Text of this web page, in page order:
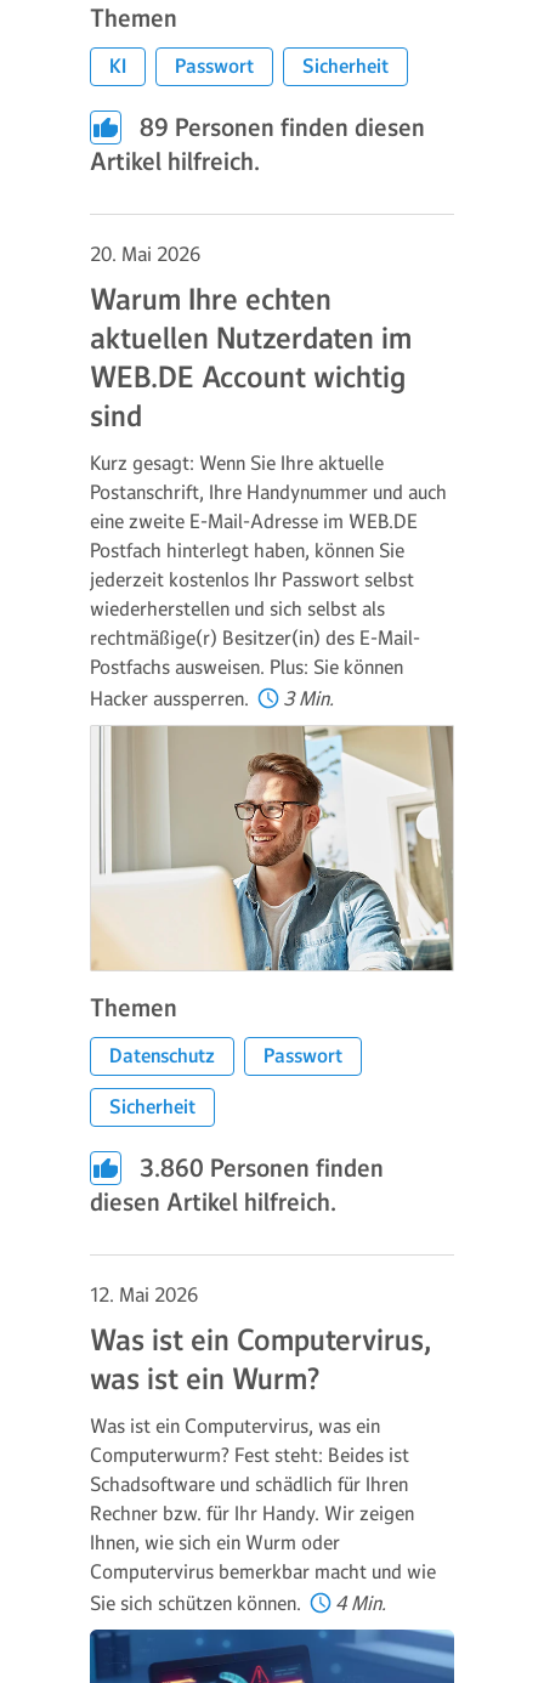
Themen
KI Passwort Sicherheit
89 Personen finden diesen
Artikel hilfreich.
20. Mai 2026
Warum Ihre echten
aktuellen Nutzerdaten im
WEB.DE Account wichtig
sind
Kurz gesagt: Wenn Sie Ihre aktuelle
Postanschrift, Ihre Handynummer und auch
eine zweite E-Mail-Adresse im WEB.DE
Postfach hinterlegt haben, können Sie
jederzeit kostenlos Ihr Passwort selbst
wiederherstellen und sich selbst als
rechtmäßige(r) Besitzer(in) des E-Mail-
Postfachs ausweisen. Plus: Sie können
Hacker aussperren.
3 Min.
Themen
Datenschutz
Passwort
Sicherheit
3.860 Personen finden
diesen Artikel hilfreich.
12. Mai 2026
Was ist ein Computervirus,
was ist ein Wurm?
Was ist ein Computervirus, was ein
Computerwurm? Fest steht: Beides ist
Schadsoftware und schädlich für Ihren
Rechner bzw. für Ihr Handy. Wir zeigen
Ihnen, wie sich ein Wurm oder
Computervirus bemerkbar macht und wie
Sie sich schützen können.
4 Min.